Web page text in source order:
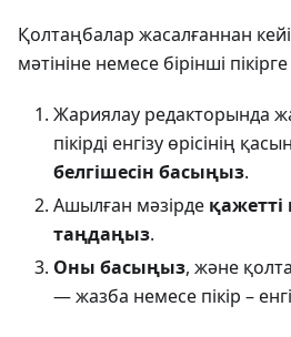
Қолтаңбалар жасалғаннан
мәтініне немесе бірінші
Жариялау редакторында
пікірді енгізу өрісінің
белгішесін басыңыз.
Ашылған мәзірде
таңдаңыз.
Оны басыңыз, және
— жазба немесе пікір –